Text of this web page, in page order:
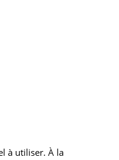
à utiliser. À la